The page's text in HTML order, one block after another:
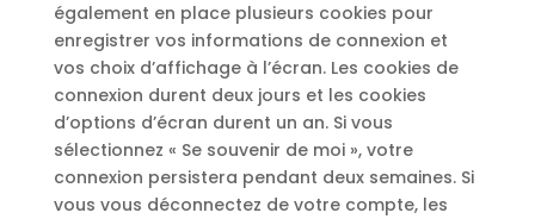
également en place plusieurs cookies pour
enregistrer vos informations de connexion et
vos choix d’affichage à l’écran. Les cookies de
connexion durent deux jours et les cookies
d’options d’écran durent un an. Si vous
sélectionnez « Se souvenir de moi », votre
connexion persistera pendant deux semaines. Si
vous vous déconnectez de votre compte, les